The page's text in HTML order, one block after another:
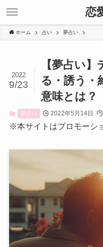
恋
ホーム 占い 夢占い
【夢占い
る・誘う・
意味とは？
2022
9/23
夢占い 2022年5月14日
※本サイトはプロモーシ